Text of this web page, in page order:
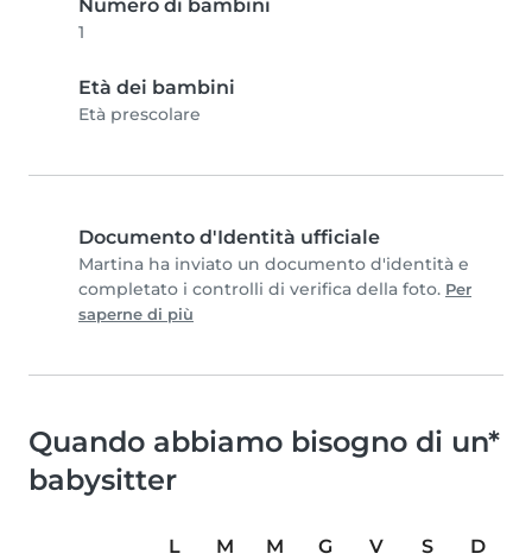
Numero di bambini
1
Età dei bambini
Età prescolare
Documento d'Identità ufficiale
Martina ha inviato un documento d'identità e
completato i controlli di verifica della foto. Per
saperne di più
Quando abbiamo bisogno di un*
babysitter
L M M G V S
D